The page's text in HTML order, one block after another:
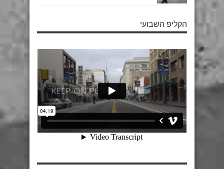
הקליפ השבועי